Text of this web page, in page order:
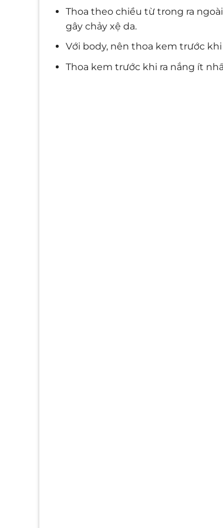
Thoa theo chiều từ trong ra
gây chảy xệ da.
Với body, nên thoa kem trước
Thoa kem trước khi ra nắng ít